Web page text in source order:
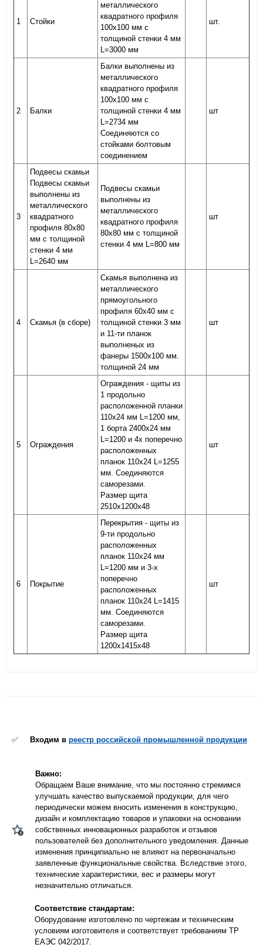
1 Стойки
металлического
квадратного профиля
100х100 мм с
толщиной стенки 4 мм
L=3000 мм
шт.
2 Балки
Балки выполнены из
металлического
квадратного профиля
100х100 мм с
толщиной стенки 4 мм
L=2734 мм
Соединяются со
стойками болтовым
соединением
шт
3
Подвесы скамьи
Подвесы скамьи
выполнены из
металлического
квадратного
профиля 80х80
мм с толщиной
стенки 4 мм
L=2640 мм
Подвесы скамьи
выполнены из
металлического
квадратного профиля
80х80 мм с толщиной
стенки 4 мм L=800 мм
шт
4 Скамья (в сборе)
Скамья выполнена из
металлического
прямоугольного
профиля 60х40 мм с
толщиной стенки 3 мм
и 11-ти планок
выполненых из
фанеры 1500х100 мм.
толщиной 24 мм
шт
5 Ограждения
Ограждения - щиты из
1 продольно
расположенной планки
110х24 мм L=1200 мм,
1 борта 2400х24 мм
L=1200 и 4х поперечно
расположенных
планок 110х24 L=1255
мм. Соединяются
саморезами.
Размер щита
2510х1200х48
шт
6 Покрытие
Перекрытия - щиты из
9-ти продольно
расположенных
планок 110х24 мм
L=1200 мм и 3-х
поперечно
расположенных
планок 110х24 L=1415
мм. Соединяются
саморезами.
Размер щита
1200х1415х48
шт
✅ Входим в реестр российской промышленной продукции
Важно:
Обращаем Ваше внимание, что мы постоянно стремимся
улучшать качество выпускаемой продукции, для чего
периодически можем вносить изменения в конструкцию,
дизайн и комплектацию товаров и упаковки на основании
собственных инновационных разработок и отзывов
пользователей без дополнительного уведомления. Данные
изменения принципиально не влияют на первоначально
заявленные функциональные свойства. Вследствие этого,
технические характеристики, вес и размеры могут
незначительно отличаться.
Соответствие стандартам:
Оборудование изготовлено по чертежам и техническим
условиям изготовителя и соответствует требованиям ТР
ЕАЭС 042/2017.